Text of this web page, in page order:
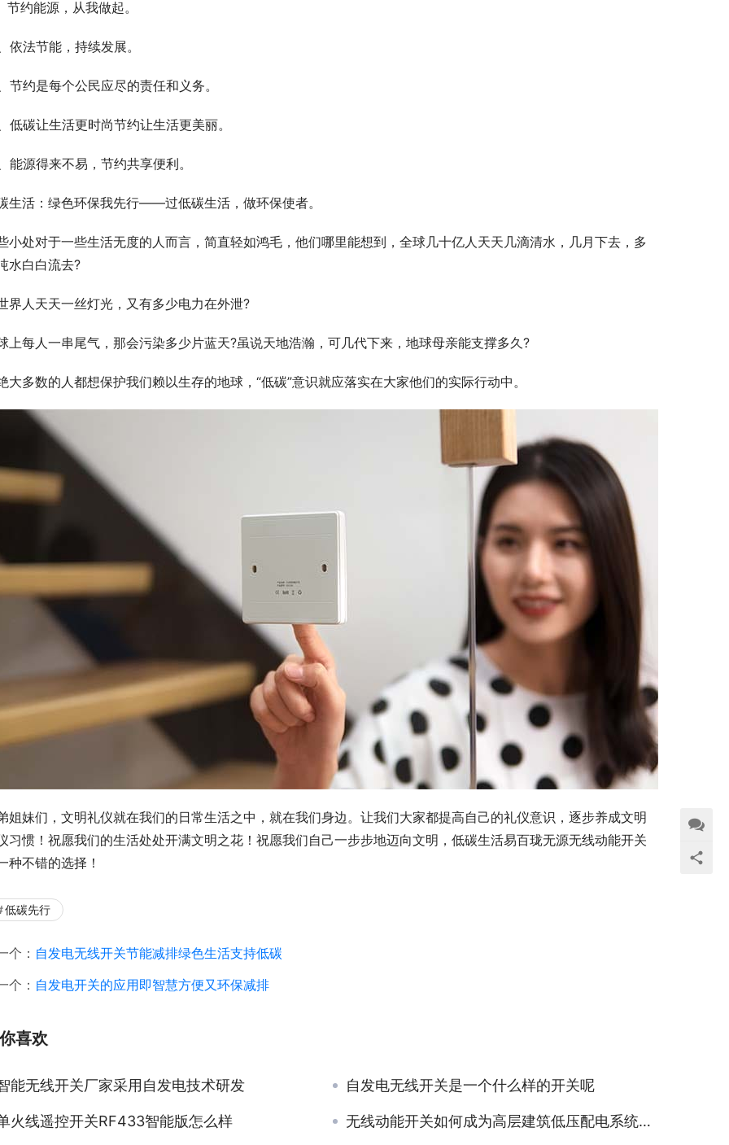
节约能源，从我做起。
依法节能，持续发展。
节约是每个公民应尽的责任和义务。
低碳让生活更时尚节约让生活更美丽。
能源得来不易，节约共享便利。
生活：绿色环保我先行——过低碳生活，做环保使者。
小处对于一些生活无度的人而言，简直轻如鸿毛，他们哪里能想到，全球几十亿人天天几滴清水，几月下去，多
水白白流去?
界人天天一丝灯光，又有多少电力在外泄?
上每人一串尾气，那会污染多少片蓝天?虽说天地浩瀚，可几代下来，地球母亲能支撑多久?
大多数的人都想保护我们赖以生存的地球，“低碳”意识就应落实在大家他们的实际行动中。
姐妹们，文明礼仪就在我们的日常生活之中，就在我们身边。让我们大家都提高自己的礼仪意识，逐步养成文明
习惯！祝愿我们的生活处处开满文明之花！祝愿我们自己一步步地迈向文明，低碳生活易百珑无源无线动能开关
种不错的选择！
低碳先行
个： 自发电无线开关节能减排绿色生活支持低碳
个： 自发电开关的应用即智慧方便又环保减排
喜欢
能无线开关厂家采用自发电技术研发 自发电无线开关是一个什么样的开关呢
火线遥控开关RF433智能版怎么样 无线动能开关如何成为高层建筑低压配电系统安全性的有效策略中的一份子